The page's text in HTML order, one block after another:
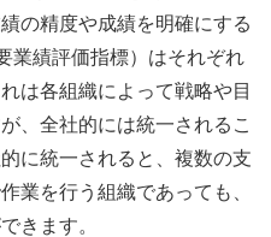
の精度や成績を明確にする
業績評価指標）はそれぞれ
は各組織によって戦略や目
、全社的には統一されるこ
に統一されると、複数の支
業を行う組織であっても、
きます。